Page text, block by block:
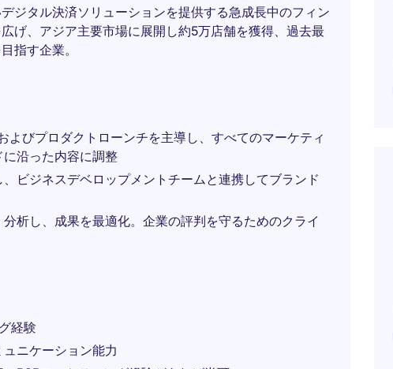
ジタル決済ソリューションを提供する急成長中のフィン
げ、アジア主要市場に展開し約5万店舗を獲得、過去最
指す企業。
びプロダクトローンチを主導し、すべてのマーケティ
沿った内容に調整
ビジネスデベロップメントチームと連携してブランド
析し、成果を最適化。企業の評判を守るためのクライ
経験
ニケーション能力